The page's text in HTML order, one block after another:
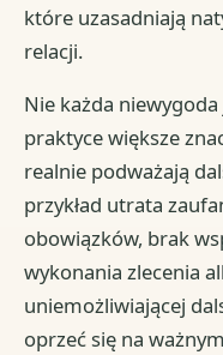
które uzasadniają
relacji.
Nie każda
praktyce większe
realnie podważają
przykład utrata
obowiązków, brak
wykonania zlecenia
uniemożliwiającej
oprzeć się na